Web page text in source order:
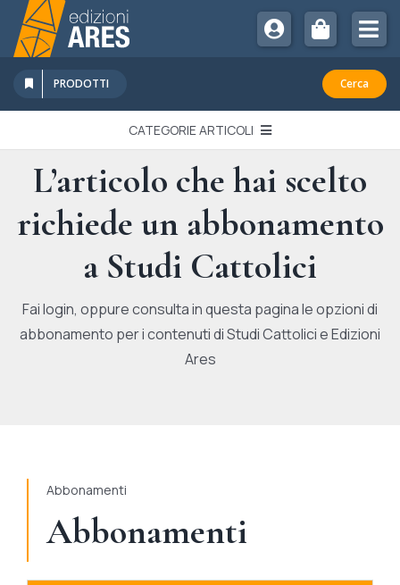
Salta
contenuto
Chi Siamo
Sostienici
Abbonamenti
Promozioni
Newsletter
PRODOTTI Cerca
CATEGORIE ARTICOLI
EDITORIALI
IN QUESTO NUMERO
RECENSIONI
L’articolo che hai scelto
richiede un abbonamento
a Studi Cattolici
Fai login, oppure consulta in questa pagina le opzioni di
abbonamento per i contenuti di Studi Cattolici e Edizioni
Ares
Abbonamenti
Abbonamenti